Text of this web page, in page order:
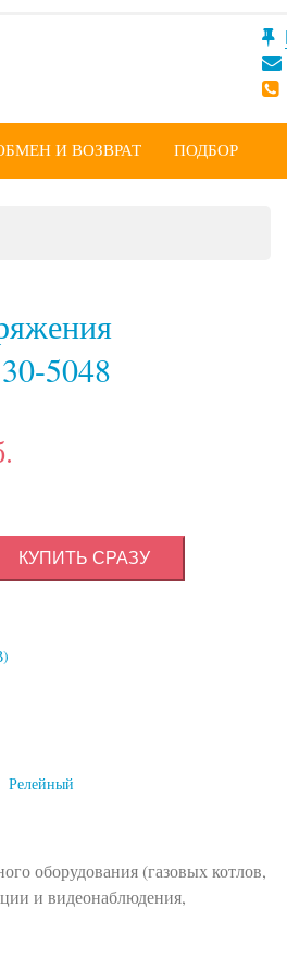
И ВОЗВРАТ ПОДБОР
5048
КУПИТЬ СРАЗУ
Релейный
оборудования (газовых котлов,
и видеонаблюдения,